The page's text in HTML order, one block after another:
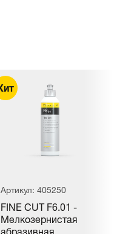
Артикул: 405250
FINE CUT F6.01 -
Мелкозернистая
абразивная